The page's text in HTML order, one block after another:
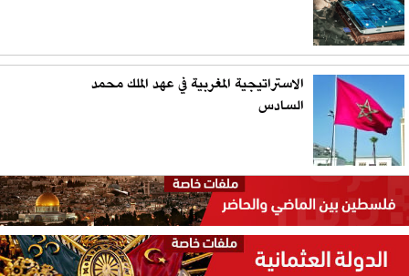
الاستراتيجية المغربية في عهد الملك محمد
السادس